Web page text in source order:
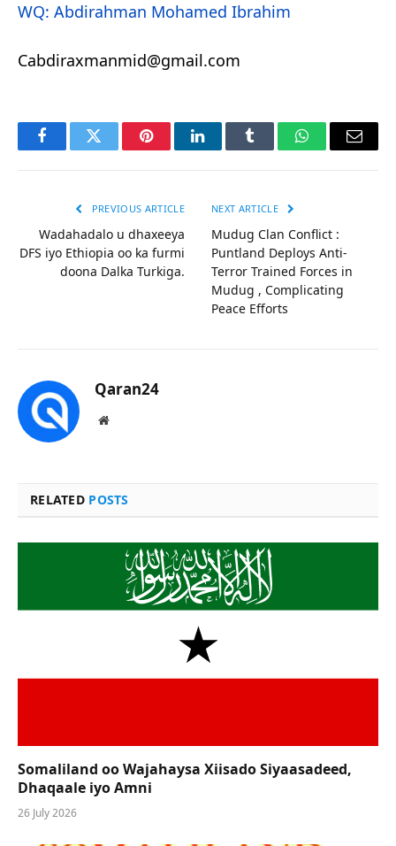
WQ: Abdirahman Mohamed Ibrahim
Cabdiraxmanmid@gmail.com
FacebookTwitter PinterestLinkedInTumblr WhatsAppEmail
PREVIOUS ARTICLE
Wadahadalo u dhaxeeya
DFS iyo Ethiopia oo ka furmi
doona Dalka Turkiga.
NEXT ARTICLE
Mudug Clan Conflict :
Puntland Deploys Anti-
Terror Trained Forces in
Mudug , Complicating
Peace Efforts
Qaran24
Website
RELATED POSTS
Somaliland oo Wajahaysa Xiisado Siyaasadeed,
Dhaqaale iyo Amni
26 July 2026